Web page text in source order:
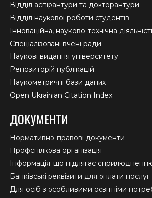
Відділ аспірантури та докторантури
Відділ наукової роботи студентів
Інноваційна, науково-технічна
Спеціалізовані вчені ради
Наукові видання університету
Репозиторій публікацій
Наукометричні бази даних
Open Ukrainian Citation Index
ДОКУМЕНТИ
Нормативно-правові документи
Профспілкова організація
Інформація, що підлягає
Банківські реквізити для оплати послуг
Для осіб з особливими освітніми